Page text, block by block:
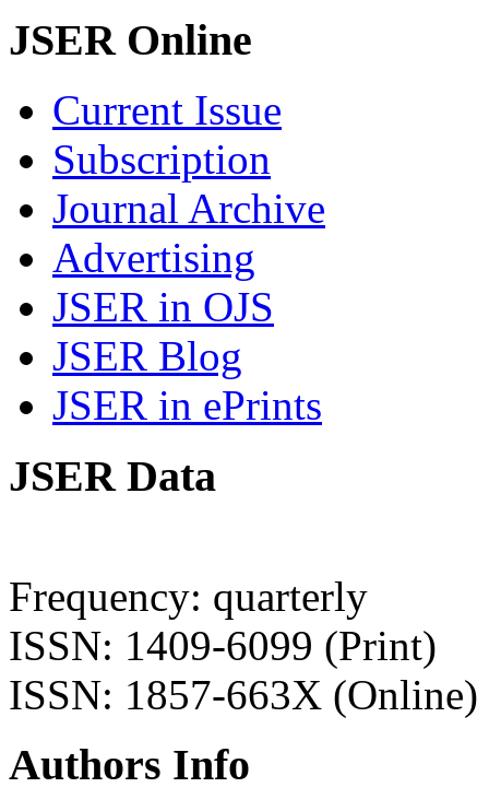
JSER Online
Current Issue
Subscription
Journal Archive
Advertising
JSER in OJS
JSER Blog
JSER in ePrints
JSER Data
Frequency: quarterly
ISSN: 1409-6099 (Print)
ISSN: 1857-663X (Online)
Authors Info